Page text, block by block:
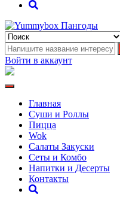
Yummybox Пангоды
Суши, роллы, пицца, вок
Войти в аккаунт
Главная
Суши и Роллы
Пицца
Wok
Салаты Закуски
Сеты и Комбо
Напитки и Десерты
Контакты